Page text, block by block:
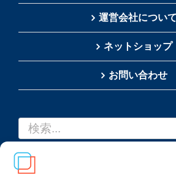
運営会社について
ネットショップ
お問い合わせ
索
…